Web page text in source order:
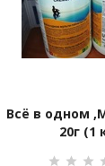
Всё в одном
20г (1